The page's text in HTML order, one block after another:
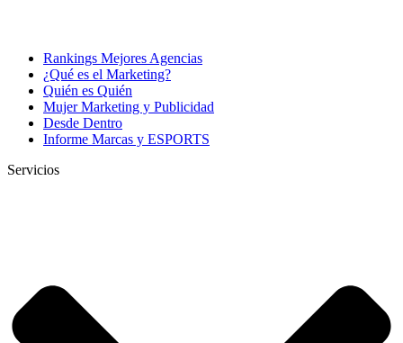
Rankings Mejores Agencias
¿Qué es el Marketing?
Quién es Quién
Mujer Marketing y Publicidad
Desde Dentro
Informe Marcas y ESPORTS
Servicios